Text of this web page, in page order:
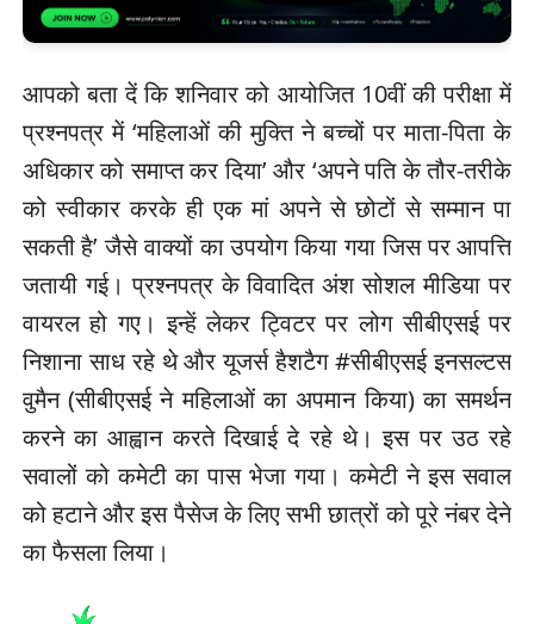
आपको बता दें कि शनिवार को आयोजित 10वीं की परीक्षा में
प्रश्नपत्र में ‘महिलाओं की मुक्ति ने बच्चों पर माता-पिता के
अधिकार को समाप्त कर दिया’ और ‘अपने पति के तौर-तरीके
को स्वीकार करके ही एक मां अपने से छोटों से सम्मान पा
सकती है’ जैसे वाक्यों का उपयोग किया गया जिस पर आपत्ति
जतायी गई। प्रश्नपत्र के विवादित अंश सोशल मीडिया पर
वायरल हो गए। इन्हें लेकर ट्विटर पर लोग सीबीएसई पर
निशाना साध रहे थे और यूजर्स हैशटैग #सीबीएसई इनसल्टस
वुमैन (सीबीएसई ने महिलाओं का अपमान किया) का समर्थन
करने का आह्वान करते दिखाई दे रहे थे। इस पर उठ रहे
सवालों को कमेटी का पास भेजा गया। कमेटी ने इस सवाल
को हटाने और इस पैसेज के लिए सभी छात्रों को पूरे नंबर देने
का फैसला लिया।